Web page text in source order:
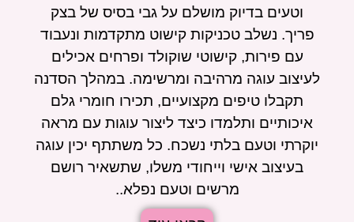
וטעים בדיוק מושלם על גבי בסיס של בצק
פריך. נשלב טכניקות קישוט מתקדמות ונעבוד
עם פירות, קישוטי שוקולד ופרחים אכילים
לעיצוב עוגה מרהיבה ומרשימה. במהלך הסדנה
תקבלו טיפים מקצועיים, תכירו חומרי גלם
איכותיים ותלמדו כיצד ליצור עוגות עם מראה
יוקרתי וטעם בלתי נשכח. כל משתתף יכין עוגה
בעיצוב אישי וייחודי משלו, שתשאיר רושם
מרשים וטעם נפלא..